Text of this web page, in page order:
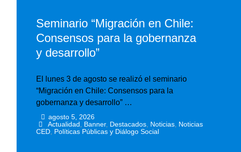
Seminario “Migración en Chile:
Consensos para la gobernanza
y desarrollo”
El lunes 3 de agosto se realizó el seminario
“Migración en Chile: Consensos para la
gobernanza y desarrollo” …
agosto 5, 2026
Actualidad Banner, Destacados, Noticias, Noticias
CED Políticas Públicas y Diálogo Social